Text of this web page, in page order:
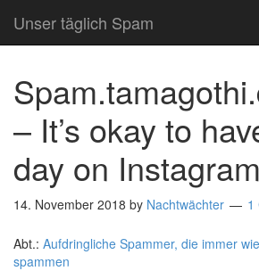
Unser täglich Spam
– It’s okay to
day on Instagram
14. November 2018 by Nachtwächter 1
Abt.: Aufdringliche Spammer, die immer
spammen